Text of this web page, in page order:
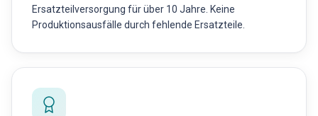
Ersatzteilversorgung für über 10 Jahre. Keine
Produktionsausfälle durch fehlende Ersatzteile.